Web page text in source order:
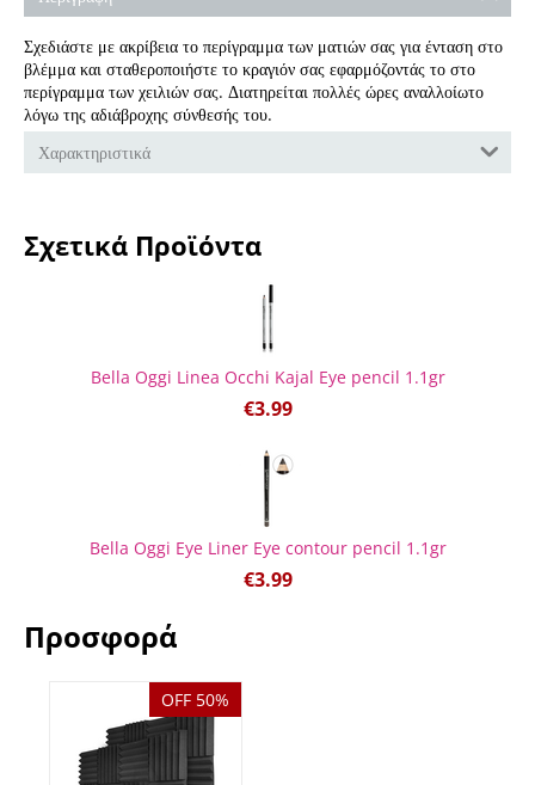
Σχεδιάστε με ακρίβεια το περίγραμμα των ματιών σας για ένταση στο
βλέμμα και σταθεροποιήστε το κραγιόν σας εφαρμόζοντάς το στο
περίγραμμα των χειλιών σας. Διατηρείται πολλές ώρες αναλλοίωτο
λόγω της αδιάβροχης σύνθεσής του.
Χαρακτηριστικά
Σχετικά Προϊόντα
Bella Oggi Linea Occhi Kajal Eye pencil 1.1gr
€3.99
Bella Oggi Eye Liner Eye contour pencil 1.1gr
€3.99
Προσφορά
OFF 50%